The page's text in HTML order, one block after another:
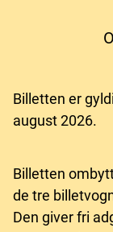
Billetten er
august 2026.
Billetten
de tre
Den giver fri